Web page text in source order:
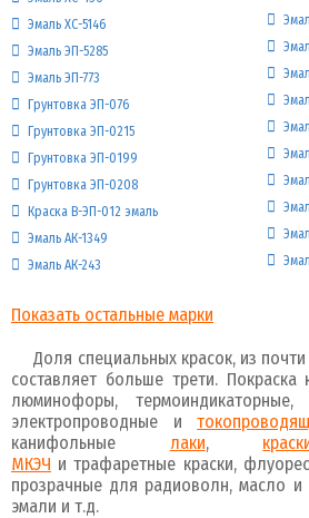
Эмаль ХС-5146
Эмаль ЭП-5285
Эмаль ЭП-773
Грунтовка ЭП-076
Грунтовка ЭП-0215
Грунтовка ЭП-0199
Грунтовка ЭП-0208
Краска В-ЭП-012 эмаль
Эмаль АК-1349
Эмаль АК-243
Показать остальные марки
Доля специальных красок, из
составляет больше трети. Покраска
люминофоры, термоиндикаторные,
электропроводные и
канифольные лаки,
МКЭЧ и трафаретные краски,
прозрачные для радиоволн, масло и
эмали и т.д.